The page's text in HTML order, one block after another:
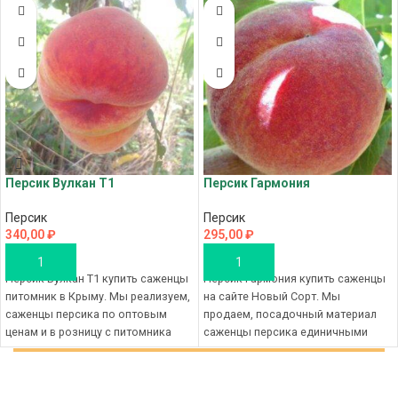
Персик Вулкан Т1
Персик
340,00₽
В КОРЗИНУ
Персик Вулкан Т1 купить саженцы
питомник в Крыму. Мы реализуем,
саженцы персика по оптовым
ценам и в розницу с питомника
Новый Сорт, наш магазин, это
Персик Гармония
Персик
295,00₽
В КОРЗИНУ
Персик Гармония купить саженцы
на сайте Новый Сорт. Мы
продаем, посадочный материал
саженцы персика единичными
экземплярами, а также мелким